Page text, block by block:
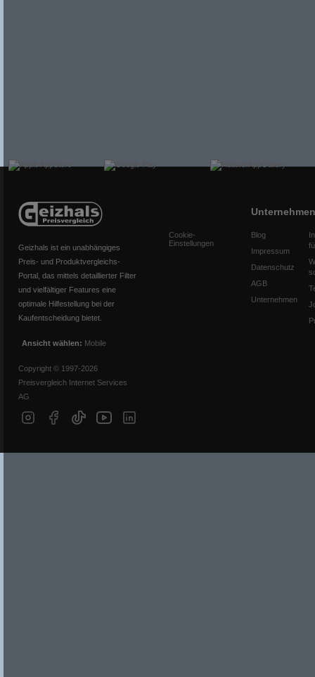
Geizhals ist ein unabhängiges
Preis- und Produktvergleichs-
Portal, das mittels detaillierter Filter
und vielfältiger Features eine
optimale Hilfestellung bei der
Kaufentscheidung bietet.
Ansicht wählen: Mobile
Copyright © 1997-2026
Preisvergleich Internet Services
AG
Cookie-
Einstellungen
Unternehmen
Blog
Impressum
Datenschutz
AGB
Unternehmen